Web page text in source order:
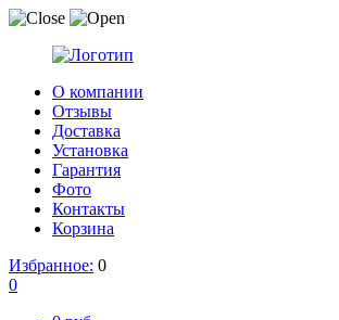
О компании
Отзывы
Доставка
Установка
Гарантия
Фото
Контакты
Корзина
Избранное: 0
0